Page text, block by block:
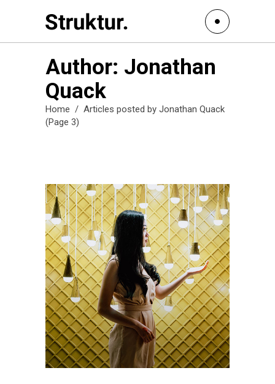
Author: Jonathan
Quack
Home / Articles posted by Jonathan Quack
(Page 3)